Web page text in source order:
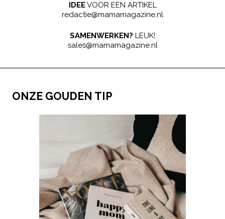
IDEEVOOR EEN ARTIKEL
redactie@mamamagazine.nl
SAMENWERKEN? LEUK!
sales@mamamagazine.nl
ONZE GOUDEN TIP